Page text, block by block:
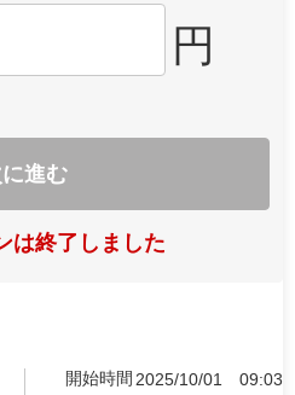
円
進む
は終了しました
開始時間 2025/10/01
09:03